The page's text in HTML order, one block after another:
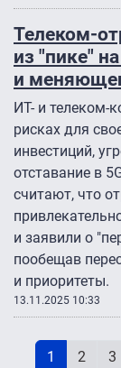
Телеком-
из "пике"
и
ИТ- и телеком-
рисках для
инвестиций,
отставание в
считают, что
и заявили о
пообещав
и приоритеты.
13.11.2025 10:33
Текущая
1 Page
2 3